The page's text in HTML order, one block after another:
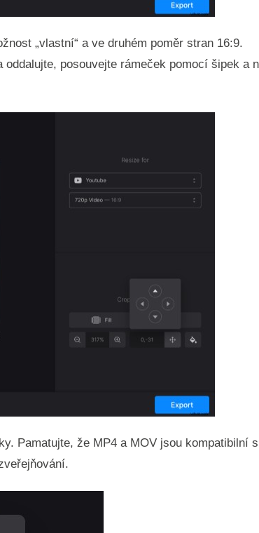
„vlastní“ a ve druhém poměr stran 16:9.
posouvejte rámeček pomocí šipek a
Pamatujte, že MP4 a MOV jsou kompatibilní